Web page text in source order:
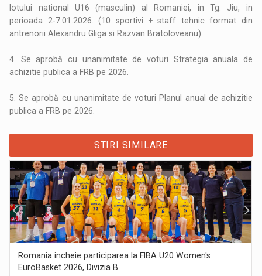
lotului national U16 (masculin) al Romaniei, in Tg. Jiu, in
perioada 2-7.01.2026. (10 sportivi + staff tehnic format din
antrenorii Alexandru Gliga si Razvan Bratoloveanu).
4. Se aprobă cu unanimitate de voturi Strategia anuala de
achizitie publica a FRB pe 2026.
5. Se aprobă cu unanimitate de voturi Planul anual de achizitie
publica a FRB pe 2026.
STIRI SIMILARE
Romania incheie participarea la FIBA U20 Women's
EuroBasket 2026, Divizia B